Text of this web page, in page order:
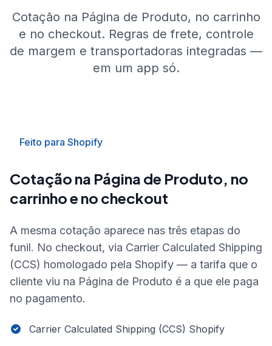
Cotação na Página de Produto, no carrinho
e no checkout. Regras de frete, controle
de margem e transportadoras integradas —
em um app só.
Feito para Shopify
Cotação na Página de Produto, no
carrinho e no checkout
A mesma cotação aparece nas três etapas do
funil. No checkout, via Carrier Calculated Shipping
(CCS) homologado pela Shopify — a tarifa que o
cliente viu na Página de Produto é a que ele paga
no pagamento.
Carrier Calculated Shipping (CCS) Shopify